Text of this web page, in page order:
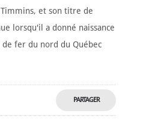
et son titre de
lorsqu'il a donné naissance
fer du nord du Québec
PARTAGER